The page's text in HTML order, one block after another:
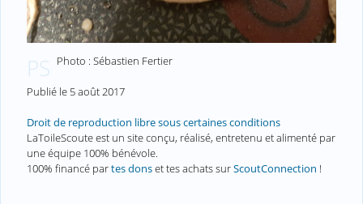
PS Photo : Sébastien Fertier
Publié le 5 août 2017
Droit de reproduction libre sous certaines conditions
LaToileScoute est un site conçu, réalisé, entretenu et alimenté par
une équipe 100% bénévole.
100% financé partes donset tes achats surScoutConnection !